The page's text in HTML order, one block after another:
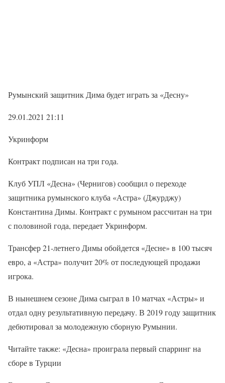
Румынский защитник Дима будет играть за «Десну»
29.01.2021 21:11
Укринформ
Контракт подписан на три года.
Клуб УПЛ «Десна» (Чернигов) сообщил о переходе
защитника румынского клуба «Астра» (Джурджу)
Константина Димы. Контракт с румыном рассчитан на три
с половиной года, передает Укринформ.
Трансфер 21-летнего Димы обойдется «Десне» в 100 тысяч
евро, а «Астра» получит 20% от последующей продажи
игрока.
В нынешнем сезоне Дима сыграл в 10 матчах «Астры» и
отдал одну результативную передачу. В 2019 году защитник
дебютировал за молодежную сборную Румынии.
Читайте также: «Десна» проиграла первый спарринг на
сборе в Турции